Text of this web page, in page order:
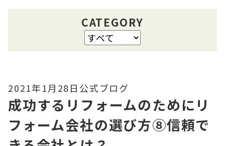
CATEGORY
2021年1月28日 公式ブログ
成功するリフォームのためにリ
フォーム会社の選び方⑧信頼で